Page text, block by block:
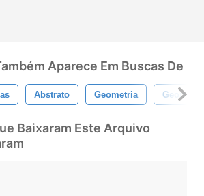
Aparece Em Buscas De
Abstrato Geometria
Baixaram Este Arquivo